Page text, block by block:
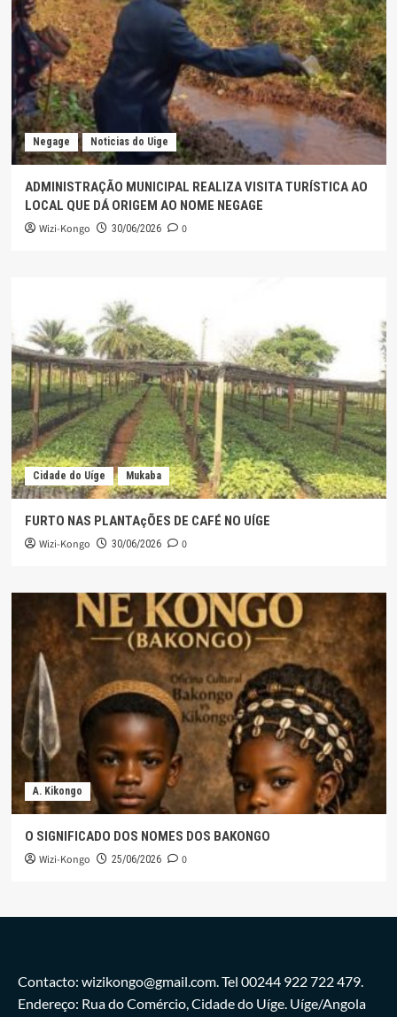
Negage Noticias do Uige
ADMINISTRAÇÃO MUNICIPAL REALIZA VISITA TURÍSTICA AO
LOCAL QUE DÁ ORIGEM AO NOME NEGAGE
Wizi-Kongo 30/06/2026 0
Cidade do Uíge Mukaba
FURTO NAS PLANTAçÕES DE CAFÉ NO UÍGE
Wizi-Kongo 30/06/2026 0
A. Kikongo
O SIGNIFICADO DOS NOMES DOS BAKONGO
Wizi-Kongo 25/06/2026 0
Contacto: wizikongo@gmail.com. Tel 00244 922 722 479.
Endereço: Rua do Comércio, Cidade do Uíge. Uíge/Angola